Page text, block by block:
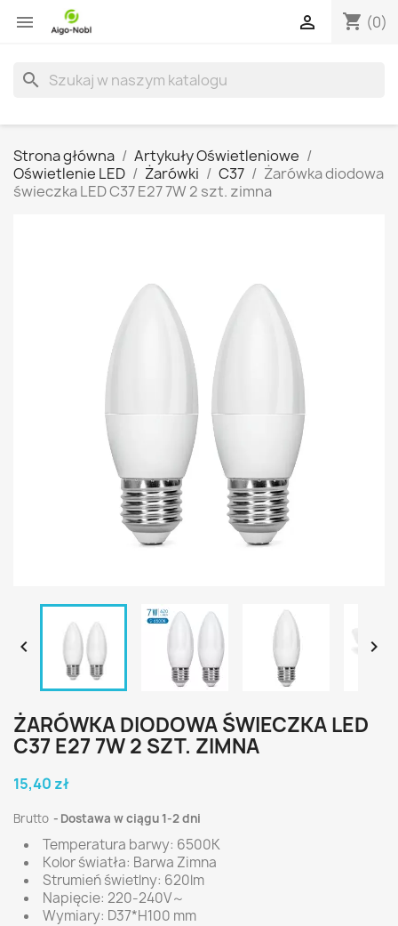
 shopping_cart (0)

search
Strona główna
Artykuły Oświetleniowe
Oświetlenie LED
Żarówki C37
Żarówka diodowa
świeczka LED C37 E27 7W 2 szt. zimna
 
ŻARÓWKA DIODOWA ŚWIECZKA LED
C37 E27 7W 2 SZT. ZIMNA
15,40 zł
Brutto Dostawa w ciągu 1-2 dni
Temperatura barwy: 6500K
Kolor światła: Barwa Zimna
Strumień świetlny: 620lm
Napięcie: 220-240V～
Wymiary: D37*H100 mm